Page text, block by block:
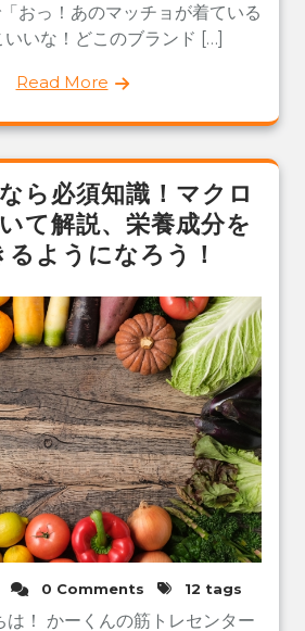
おっ！あのマッチョが着ている
いいな！どこのブランド […]
Read More
ら必須知識！マクロ
て解説、栄養成分を
るようになろう！
0 Comments 12 tags
は！ かーくんの筋トレセンター